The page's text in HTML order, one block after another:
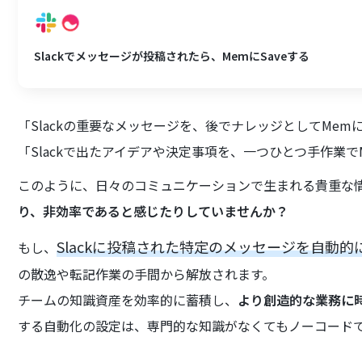
Slackでメッセージが投稿されたら、MemにSaveする
「Slackの重要なメッセージを、後でナレッジとして
「Slackで出たアイデアや決定事項を、一つひとつ手作業
このように、日々のコミュニケーションで生まれる貴重な
り、非効率であると感じたりしていませんか？
もし、Slackに投稿された特定のメッセージを自動
の散逸や転記作業の手間から解放されます。
チームの知識資産を効率的に蓄積し、 より創造的な業務に
する自動化の設定は、専門的な知識がなくてもノーコード